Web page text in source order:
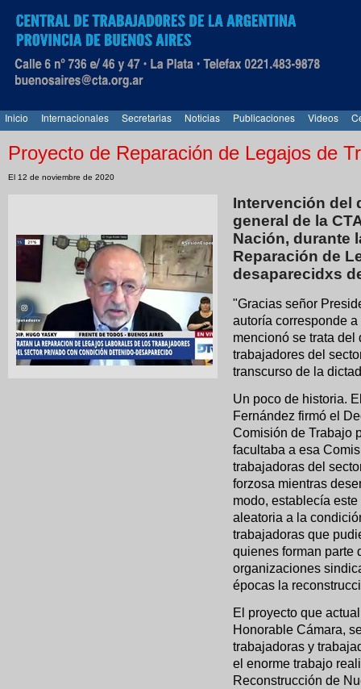
Inicio Internacionales Secretarias Noticias Publicaciones Videos
Proyecto de Reparación de Legajos de
El 12 de noviembre de 2020
Intervención del
general de la
Nación, durante
Reparación de
desaparecidxs
"Gracias señor
autoría corresponde
mencionó se trata
trabajadores del
transcurso de la
Un poco de historia.
Fernández firmó el
Comisión de Trabajo
facultaba a esa
trabajadoras del
forzosa mientras
modo, establecía
aleatoria a la
trabajadoras que
quienes forman parte
organizaciones
épocas la
El proyecto que
Honorable Cámara,
trabajadoras y
el enorme trabajo
Reconstrucción de